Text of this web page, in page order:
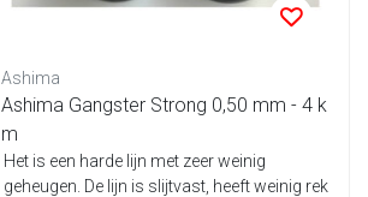
Ashima
Ashima Gangster Strong 0,50 mm - 4 k
m
Het is een harde lijn met zeer weinig
geheugen. De lijn is slijtvast, heeft weinig rek